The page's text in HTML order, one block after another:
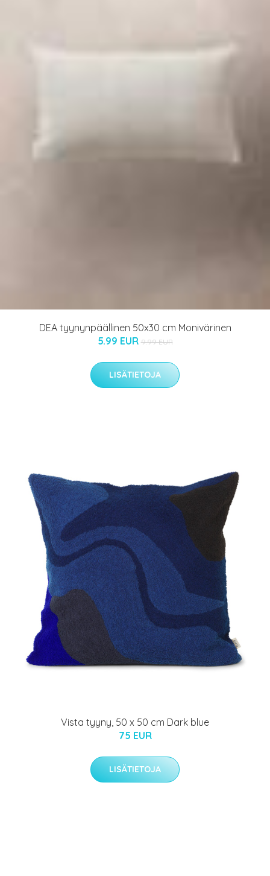
DEA tyynynpäällinen 50x30 cm Monivärinen
5.99 EUR 9.99 EUR
LISÄTIETOJA
Vista tyyny, 50 x 50 cm Dark blue
75 EUR
LISÄTIETOJA